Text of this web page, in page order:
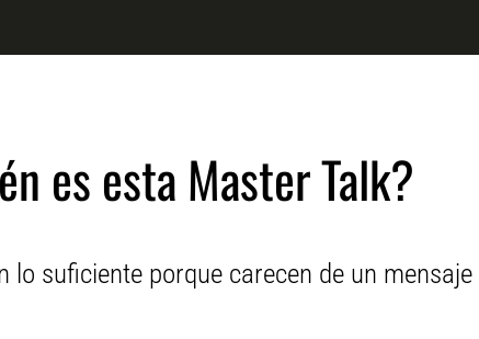
es esta Master Talk?
lo suficiente porque carecen de un